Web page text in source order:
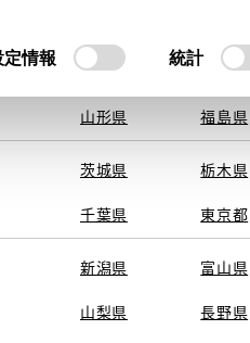
定情報 統計
青森県 岩手県
山形県 福島県
茨城県 栃木県
千葉県 東京都
新潟県 富山県
山梨県 長野県